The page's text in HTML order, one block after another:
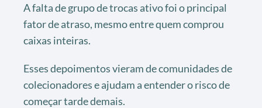
A falta de grupo de trocas ativo foi o principal
fator de atraso, mesmo entre quem comprou
caixas inteiras.
Esses depoimentos vieram de comunidades de
colecionadores e ajudam a entender o risco de
começar tarde demais.